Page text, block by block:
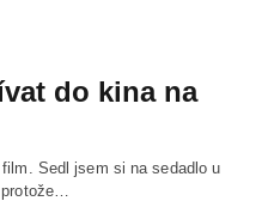
do kina na
Sedl jsem si na sedadlo u
protože…